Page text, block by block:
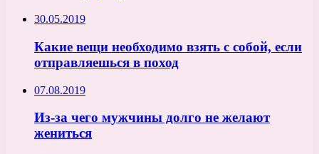
30.05.2019
Какие вещи необходимо взять с собой, если
отправляешься в поход
07.08.2019
Из-за чего мужчины долго не желают
жениться